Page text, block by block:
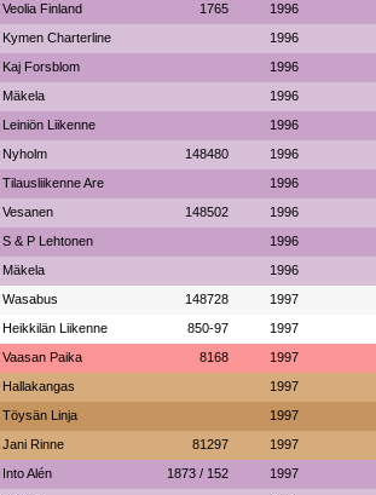
Veolia Finland 1765 1996
Kymen Charterline 1996
Kaj Forsblom 1996
Mäkela 1996
Leiniön Liikenne 1996
Nyholm 148480 1996
Tilausliikenne Are 1996
Vesanen 148502 1996
S & P Lehtonen 1996
Mäkela 1996
Wasabus 148728 1997
Heikkilän Liikenne 850-97 1997
Vaasan Paika 8168 1997
Hallakangas 1997
Töysän Linja 1997
Jani Rinne 81297 1997
Into Alén 1873 / 152 1997